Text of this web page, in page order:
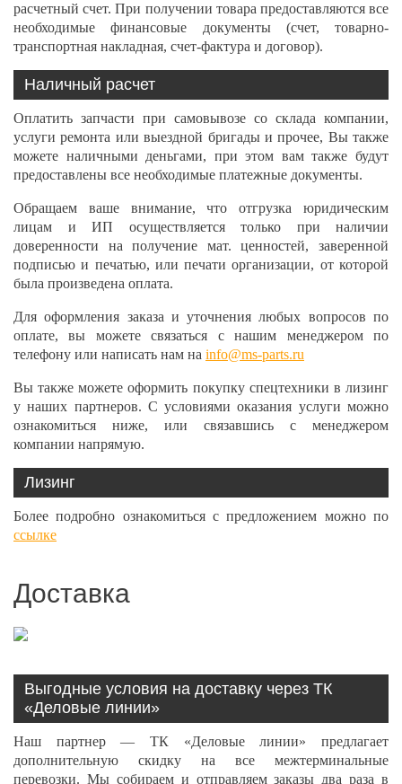
расчетный счет. При получении товара предоставляются все
необходимые финансовые документы (счет, товарно-
транспортная накладная, счет-фактура и договор).
Наличный расчет
Оплатить запчасти при самовывозе со склада компании,
услуги ремонта или выездной бригады и прочее, Вы также
можете наличными деньгами, при этом вам также будут
предоставлены все необходимые платежные документы.
Обращаем ваше внимание, что отгрузка юридическим
лицам и ИП осуществляется только при наличии
доверенности на получение мат. ценностей, заверенной
подписью и печатью, или печати организации, от которой
была произведена оплата.
Для оформления заказа и уточнения любых вопросов по
оплате, вы можете связаться с нашим менеджером по
телефону или написать нам на info@ms-parts.ru
Вы также можете оформить покупку спецтехники в лизинг
у наших партнеров. С условиями оказания услуги можно
ознакомиться ниже, или связавшись с менеджером
компании напрямую.
Лизинг
Более подробно ознакомиться с предложением можно по
ссылке
Доставка
Выгодные условия на доставку через ТК
«Деловые линии»
Наш партнер — ТК «Деловые линии» предлагает
дополнительную скидку на все межтерминальные
перевозки. Мы собираем и отправляем заказы два раза в